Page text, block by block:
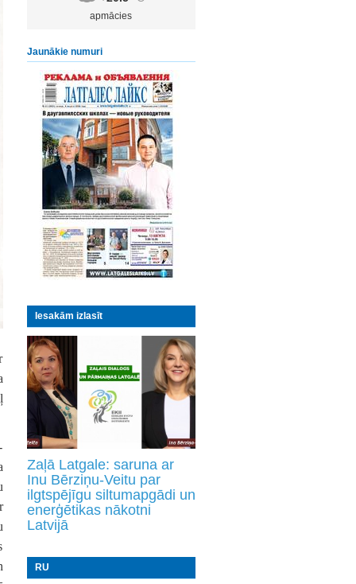
apmācies
Jaunākie numuri
Iesakām izlasīt
Zaļā Latgale: saruna ar
Inu Bērziņu-Veitu par
ilgtspējīgu siltumapgādi un
enerģētikas nākotni
Latvijā
RU